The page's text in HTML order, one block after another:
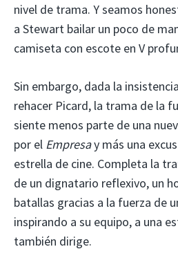
nivel de trama. Y seamos
a Stewart bailar un poco de
camiseta con escote en V
Sin embargo, dada la
rehacer Picard, la trama de la
siente menos parte de una
por el Empresay más una
estrella de cine. Completa la
de un dignatario reflexivo, un
batallas gracias a la fuerza de
inspirando a su equipo, a una
también dirige.